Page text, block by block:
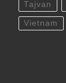
Tajvan
Vietnam